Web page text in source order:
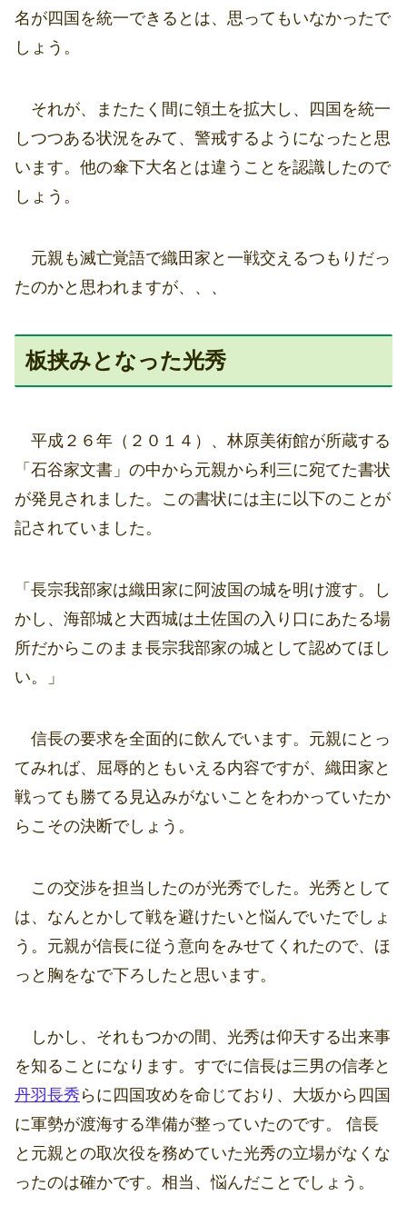
名が四国を統一できるとは、思ってもいなかったで
しょう。
それが、またたく間に領土を拡大し、四国を統一
しつつある状況をみて、警戒するようになったと思
います。他の傘下大名とは違うことを認識したので
しょう。
元親も滅亡覚語で織田家と一戦交えるつもりだっ
たのかと思われますが、、、
板挟みとなった光秀
平成２６年（２０１４）、林原美術館が所蔵する
「石谷家文書」の中から元親から利三に宛てた書状
が発見されました。この書状には主に以下のことが
記されていました。
「長宗我部家は織田家に阿波国の城を明け渡す。し
かし、海部城と大西城は土佐国の入り口にあたる場
所だからこのまま長宗我部家の城として認めてほし
い。」
信長の要求を全面的に飲んでいます。元親にとっ
てみれば、屈辱的ともいえる内容ですが、織田家と
戦っても勝てる見込みがないことをわかっていたか
らこその決断でしょう。
この交渉を担当したのが光秀でした。光秀として
は、なんとかして戦を避けたいと悩んでいたでしょ
う。元親が信長に従う意向をみせてくれたので、ほ
っと胸をなで下ろしたと思います。
しかし、それもつかの間、光秀は仰天する出来事
を知ることになります。すでに信長は三男の信孝と
丹羽長秀 らに四国攻めを命じており、大坂から四国
に軍勢が渡海する準備が整っていたのです。 信長
と元親との取次役を務めていた光秀の立場がなくな
ったのは確かです。相当、悩んだことでしょう。